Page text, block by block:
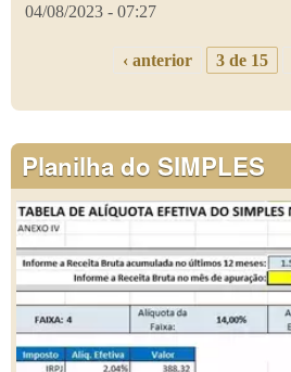
04/08/2023 - 07:27
‹ anterior 3 de 15
Planilha do SIMPLES